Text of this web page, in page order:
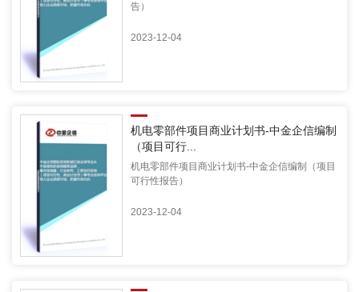
告）
2023-12-04
机电零部件项目商业计划书-中金企信编制
（项目可行...
机电零部件项目商业计划书-中金企信编制（项目
可行性报告）
2023-12-04